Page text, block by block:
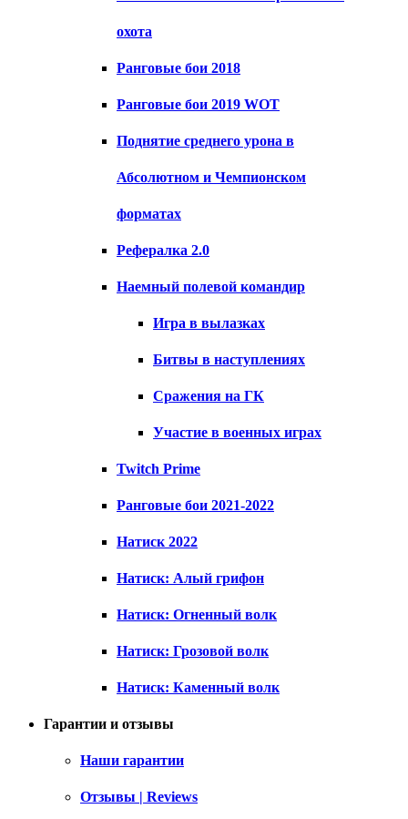
охота
Ранговые бои 2018
Ранговые бои 2019 WOT
Поднятие среднего урона в
Абсолютном и Чемпионском
форматах
Рефералка 2.0
Наемный полевой командир
Игра в вылазках
Битвы в наступлениях
Сражения на ГК
Участие в военных играх
Twitch Prime
Ранговые бои 2021-2022
Натиск 2022
Натиск: Алый грифон
Натиск: Огненный волк
Натиск: Грозовой волк
Натиск: Каменный волк
Гарантии и отзывы
Наши гарантии
Отзывы | Reviews